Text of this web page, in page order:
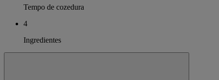
Tempo de cozedura
4
Ingredientes